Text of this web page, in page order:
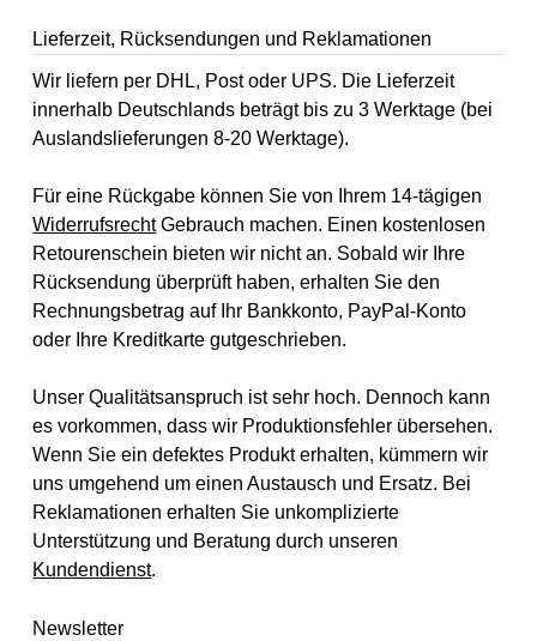
Lieferzeit, Rücksendungen und Reklamationen
Wir liefern per DHL, Post oder UPS. Die Lieferzeit
innerhalb Deutschlands beträgt bis zu 3 Werktage (bei
Auslandslieferungen 8-20 Werktage).
Für eine Rückgabe können Sie von Ihrem 14-tägigen
WiderrufsrechtGebrauch machen. Einen kostenlosen
Retourenschein bieten wir nicht an. Sobald wir Ihre
Rücksendung überprüft haben, erhalten Sie den
Rechnungsbetrag auf Ihr Bankkonto, PayPal-Konto
oder Ihre Kreditkarte gutgeschrieben.
Unser Qualitätsanspruch ist sehr hoch. Dennoch kann
es vorkommen, dass wir Produktionsfehler übersehen.
Wenn Sie ein defektes Produkt erhalten, kümmern wir
uns umgehend um einen Austausch und Ersatz. Bei
Reklamationen erhalten Sie unkomplizierte
Unterstützung und Beratung durch unseren
Kundendienst.
Newsletter